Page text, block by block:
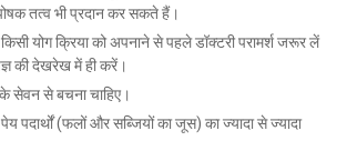
तत्व भी प्रदान कर सकते हैं।
योग क्रिया को अपनाने से पहले डॉक्टरी परामर्श जरूर लें
की देखरेख में ही करें।
सेवन से बचना चाहिए।
पदार्थों (फलों और सब्जियों का जूस) का ज्यादा से ज्यादा